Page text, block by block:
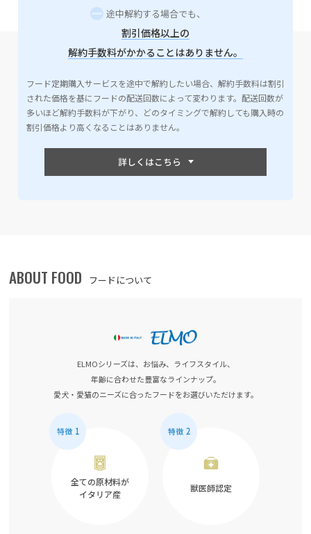
途中解約する場合でも、
割引価格以上の
解約手数料がかかることはありません。
フード定期購入サービスを途中で解約したい場合、解約手数料は割引
された価格を基にフードの配送回数によって変わります。配送回数が
多いほど解約手数料が下がり、どのタイミングで解約しても購入時の
割引価格より高くなることはありません。
ABOUT FOOD フードについて
ELMOシリーズは、お悩み、ライフスタイル、
年齢に合わせた豊富なラインナップ。
愛犬・愛猫のニーズに合ったフードをお選びいただけます。
全ての原材料が
イタリア産
獣医師認定